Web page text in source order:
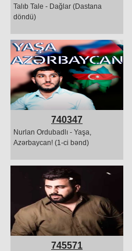
Talıb Tale - Dağlar (Dastana
döndü)
740347
Nurlan Ordubadlı - Yaşa,
Azərbaycan! (1-ci bənd)
745571